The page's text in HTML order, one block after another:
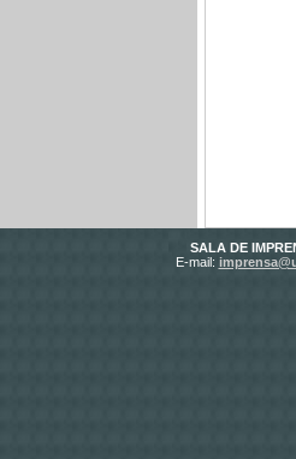
SALA DE
E-mail: